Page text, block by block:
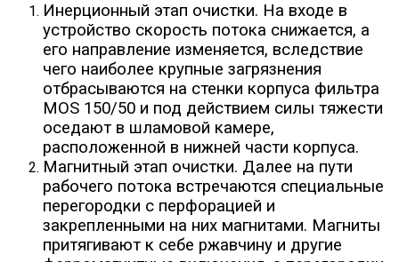
Инерционный этап очистки. На входе в
устройство скорость потока снижается, а
его направление изменяется, вследствие
чего наиболее крупные загрязнения
отбрасываются на стенки корпуса фильтра
MOS 150/50 и под действием силы тяжести
оседают в шламовой камере,
расположенной в нижней части корпуса.
Магнитный этап очистки. Далее на пути
рабочего потока встречаются специальные
перегородки с перфорацией и
закрепленными на них магнитами. Магниты
притягивают к себе ржавчину и другие